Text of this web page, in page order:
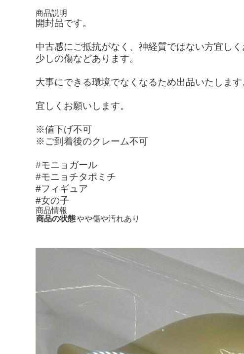
商品説明
開封品です。
中古感にご抵抗がなく、神経質ではない方宜しく
少しの傷などあります。
大事にできる環境でなくなるため出品いたします
宜しくお願いします。
※値下げ不可
※ご到着後のクレーム不可
#モニョガール
#モニョチタポミチ
#フィギュア
#女の子
商品情報
商品の状態やや傷や汚れあり